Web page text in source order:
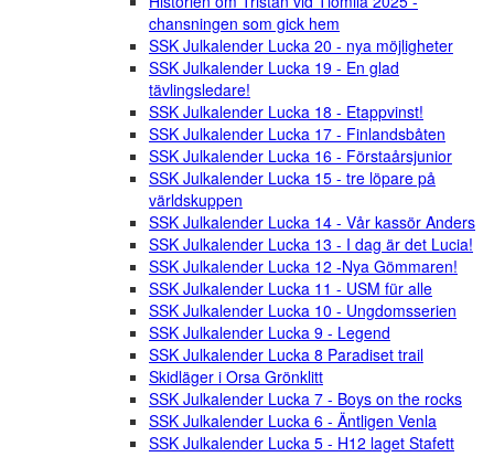
chansningen som gick hem
SSK Julkalender Lucka 20 - nya möjligheter
SSK Julkalender Lucka 19 - En glad
tävlingsledare!
SSK Julkalender Lucka 18 - Etappvinst!
SSK Julkalender Lucka 17 - Finlandsbåten
SSK Julkalender Lucka 16 - Förstaårsjunior
SSK Julkalender Lucka 15 - tre löpare på
världskuppen
SSK Julkalender Lucka 14 - Vår kassör Anders
SSK Julkalender Lucka 13 - I dag är det Lucia!
SSK Julkalender Lucka 12 -Nya Gömmaren!
SSK Julkalender Lucka 11 - USM für alle
SSK Julkalender Lucka 10 - Ungdomsserien
SSK Julkalender Lucka 9 - Legend
SSK Julkalender Lucka 8 Paradiset trail
Skidläger i Orsa Grönklitt
SSK Julkalender Lucka 7 - Boys on the rocks
SSK Julkalender Lucka 6 - Äntligen Venla
SSK Julkalender Lucka 5 - H12 laget Stafett